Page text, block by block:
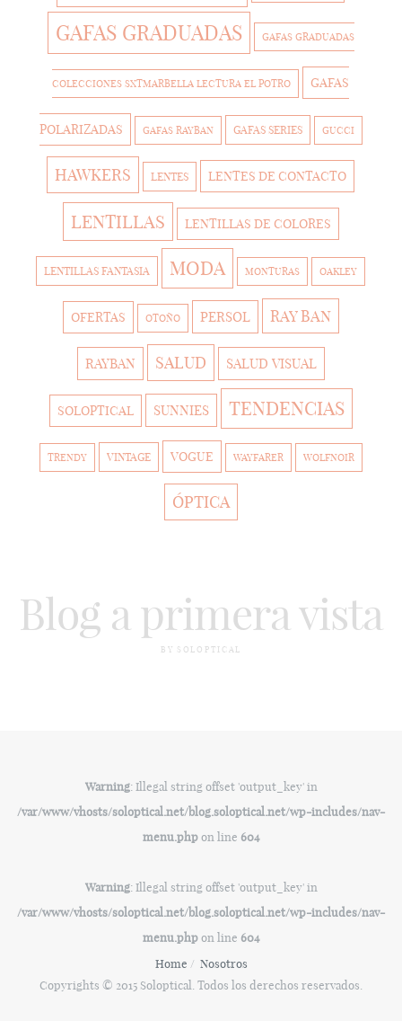
GAFAS GRADUADAS GAFAS GRADUADAS
COLECCIONES SXTMARBELLA LECTURA EL POTRO GAFAS
POLARIZADAS GAFAS RAYBAN GAFAS SERIES GUCCI
HAWKERS LENTES LENTES DE CONTACTO
LENTILLAS LENTILLAS DE COLORES
LENTILLAS FANTASIA MODA MONTURAS OAKLEY
OFERTAS OTOÑO PERSOL RAY BAN
RAYBAN SALUD SALUD VISUAL
SOLOPTICAL SUNNIES TENDENCIAS
TRENDY VINTAGE VOGUE WAYFARER WOLFNOIR
ÓPTICA
Blog a primera vista
BY SOLOPTICAL
Warning: Illegal string offset 'output_key' in
/var/www/vhosts/soloptical.net/blog.soloptical.net/wp-includes/nav-
menu.phpon line 604
Warning: Illegal string offset 'output_key' in
/var/www/vhosts/soloptical.net/blog.soloptical.net/wp-includes/nav-
menu.phpon line 604
Home
Nosotros
Copyrights © 2015 Soloptical. Todos los derechos reservados.